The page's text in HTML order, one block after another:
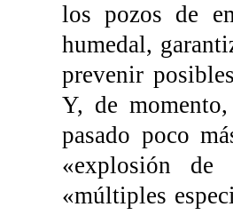
los pozos de
humedal,
prevenir
Y, de
pasado poco
«explosión
«múltiples